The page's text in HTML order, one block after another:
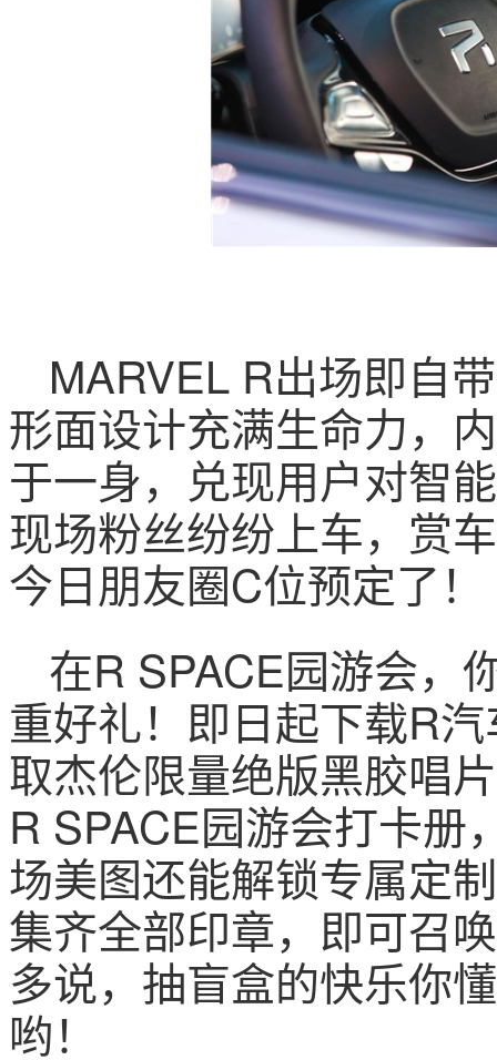
MARVEL R出场即自
形面设计充满生命力，
于一身，兑现用户对智
现场粉丝纷纷上车，赏
今日朋友圈C位预定了！
在R SPACE园游会，
重好礼！即日起下载R
取杰伦限量绝版黑胶唱
R SPACE园游会打卡册
场美图还能解锁专属定
集齐全部印章，即可召
多说，抽盲盒的快乐你
哟！